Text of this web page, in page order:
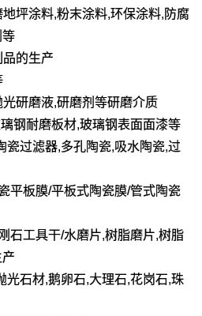
坪涂料,粉末涂料,环保涂料,防腐
等
的生产
研磨液,研磨剂等研磨介质
钢耐磨板材,玻璃钢表面面漆等
瓷过滤器,多孔陶瓷,吸水陶瓷,过
平板膜/平板式陶瓷膜/管式陶瓷
石工具干/水磨片,树脂磨片,树脂
光石材,鹅卵石,大理石,花岗石,珠